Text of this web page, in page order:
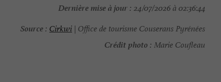
Dernière mise à jour : 24/07/2026 à 02:36:44
Source : Cirkwi | Office de tourisme Couserans Pyrénées
Crédit photo : Marie Coufleau